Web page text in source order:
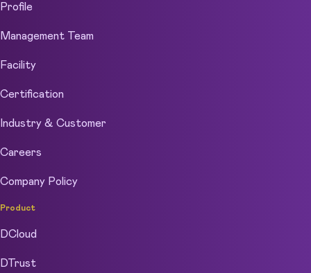
Profile
Management Team
Facility
Certification
Industry & Customer
Careers
Company Policy
Product
DCloud
DTrust